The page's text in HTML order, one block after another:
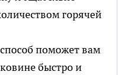
горячей
поможет вам
быстро и